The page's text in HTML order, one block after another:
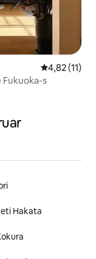
Vlerësimi
4,82 (11)
Fukuoka-s
Hakata